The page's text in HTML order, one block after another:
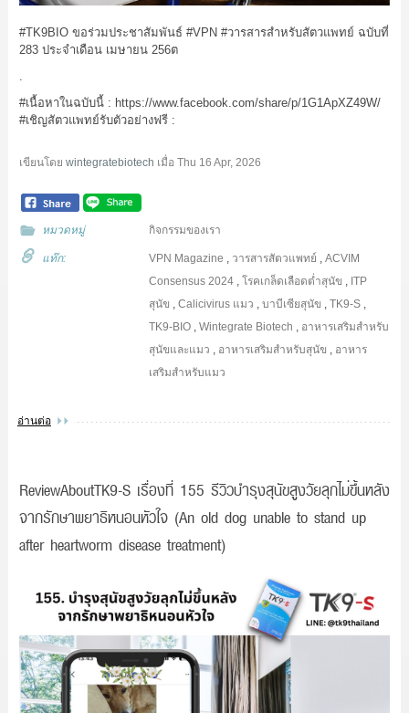
#TK9BIO ขอร่วมประชาสัมพันธ์ #VPN #วารสารสำหรับสัตวแพทย์ ฉบับที่
283 ประจำเดือน เมษายน 256ต
#เนื้อหาในฉบับนี้: https://www.facebook.com/share/p/1G1ApXZ49W/
#เชิญสัตวแพทย์รับตัวอย่างฟรี :
เขียนโดย wintegratebiotech เมื่อ Thu 16 Apr, 2026
หมวดหมู่ กิจกรรมของเรา
แท๊ก: VPN Magazine , วารสารสัตวแพทย์ ,ACVIM
Consensus 2024 ,โรคเกล็ดเลือดต่ำสุนัข , ITP
สุนัข ,Calicivirus แมว ,บาบีเซียสุนัข ,TK9-S ,
TK9-BIO ,Wintegrate Biotech , อาหารเสริมสำหรับ
สุนัขและแมว , อาหารเสริมสำหรับสุนัข , อาหาร
เสริมสำหรับแมว
อ่านต่อ
ReviewAboutTK9-S เรื่องที่ 155 รีวิวบำรุงสุนัขสูงวัยลุกไม่ขึ้นหลัง
จากรักษาพยาธิหนอนหัวใจ (An old dog unable to stand up
after heartworm disease treatment)